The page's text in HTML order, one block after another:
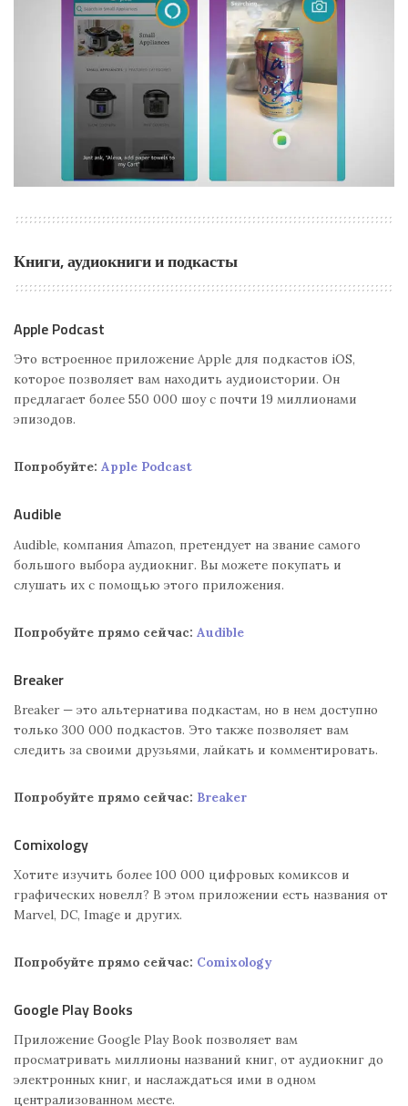
Книги, аудиокниги и подкасты
Apple Podcast
Это встроенное приложение Apple для подкастов iOS,
которое позволяет вам находить аудиоистории. Он
предлагает более 550 000 шоу с почти 19 миллионами
эпизодов.
Попробуйте: Apple Podcast
Audible
Audible, компания Amazon, претендует на звание самого
большого выбора аудиокниг. Вы можете покупать и
слушать их с помощью этого приложения.
Попробуйте прямо сейчас: Audible
Breaker
Breaker — это альтернатива подкастам, но в нем доступно
только 300 000 подкастов. Это также позволяет вам
следить за своими друзьями, лайкать и комментировать.
Попробуйте прямо сейчас: Breaker
Comixology
Хотите изучить более 100 000 цифровых комиксов и
графических новелл? В этом приложении есть названия от
Marvel, DC, Image и других.
Попробуйте прямо сейчас: Comixology
Google Play Books
Приложение Google Play Book позволяет вам
просматривать миллионы названий книг, от аудиокниг до
электронных книг, и наслаждаться ими в одном
централизованном месте.